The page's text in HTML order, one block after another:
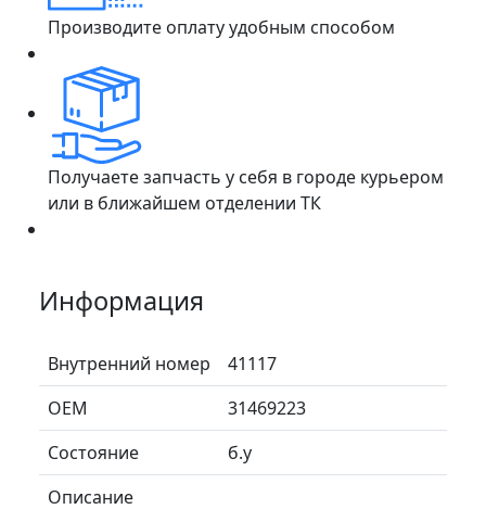
Производите оплату удобным способом
Получаете запчасть у себя в городе курьером
или в ближайшем отделении ТК
Информация
Внутренний номер
41117
ОЕМ
31469223
Состояние
б.у
Описание